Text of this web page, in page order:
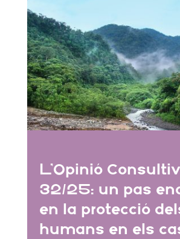
L’Opinió
32/25: un pas
en la protecció
humans en els